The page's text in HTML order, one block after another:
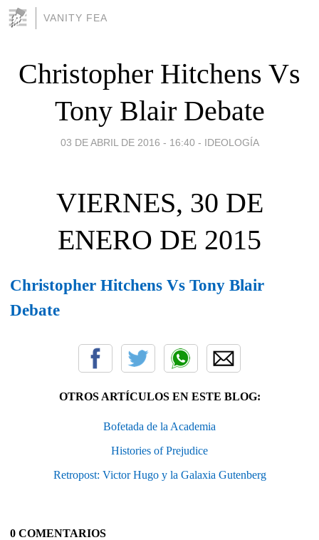
VANITY FEA
Christopher Hitchens Vs
Tony Blair Debate
03 DE ABRIL DE 2016 - 16:40 - IDEOLOGÍA
VIERNES, 30 DE
ENERO DE 2015
Christopher Hitchens Vs Tony Blair
Debate
OTROS ARTÍCULOS EN ESTE BLOG:
Bofetada de la Academia
Histories of Prejudice
Retropost: Victor Hugo y la Galaxia Gutenberg
0 COMENTARIOS